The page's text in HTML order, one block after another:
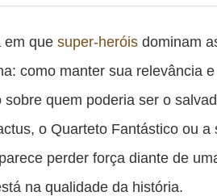
em quesuper-heróis dominam
como manter sua relevância
sobre quem poderia ser o
o Quarteto Fantástico ou
perder força diante de
na qualidade da história.